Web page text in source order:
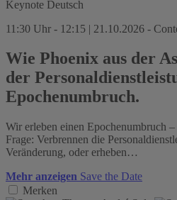
Keynote Deutsch
11:30 Uhr - 12:15 | 21.10.2026 -
Wie Phoenix aus der
der
Epochenumbruch.
Wir erleben einen Epochenumbruch
Frage: Verbrennen die
Veränderung, oder erheben…
Mehr anzeigen Save the Date
Merken